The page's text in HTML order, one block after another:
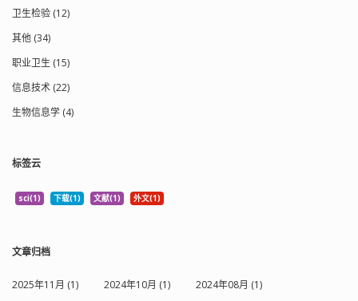
卫生检验 (12)
其他 (34)
职业卫生 (15)
信息技术 (22)
生物信息学 (4)
标签云
sci(1) 下载(1) 文献(1) 外文(1)
文章归档
2025年11月 (1) 2024年10月 (1)
2024年08月 (1)